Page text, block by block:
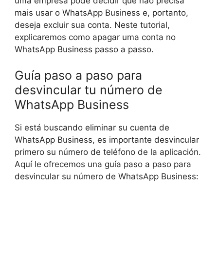
mais usar o WhatsApp Business e, portanto,
deseja excluir sua conta. Neste tutorial,
explicaremos como apagar uma conta no
WhatsApp Business passo a passo.
Guía paso a paso para
desvincular tu número de
WhatsApp Business
Si está buscando eliminar su cuenta de
WhatsApp Business, es importante desvincular
primero su número de teléfono de la aplicación.
Aquí le ofrecemos una guía paso a paso para
desvincular su número de WhatsApp Business: